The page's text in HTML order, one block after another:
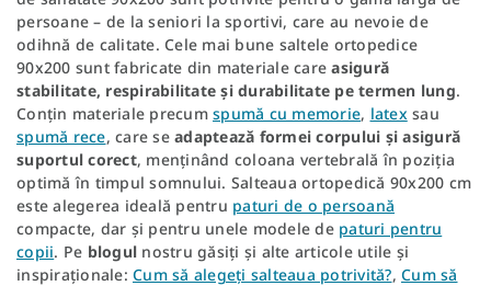
persoane – de la seniori la sportivi, care au nevoie de
odihnă de calitate. Cele mai bune saltele ortopedice
90x200 sunt fabricate din materiale careasigură
stabilitate, respirabilitate și durabilitate pe termen lung.
Conțin materiale precum spumă cu memorie, latexsau
spumă rece, care se adaptează formei corpului și asigură
suportul corect, menținând coloana vertebrală în poziția
optimă în timpul somnului. Salteaua ortopedică 90x200 cm
este alegerea ideală pentru paturi de o persoană
compacte, dar și pentru unele modele de paturi pentru
copii. Pe blogul nostru găsiți și alte articole utile și
inspiraționale: Cum să alegeți salteaua potrivită?, Cum să